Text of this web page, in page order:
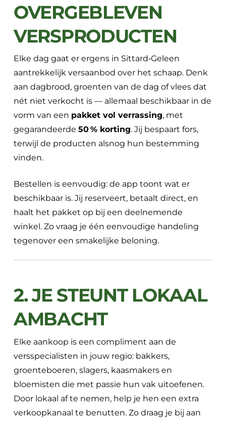
OVERGEBLEVEN
VERSPRODUCTEN
Elke dag gaat er ergens in Sittard‑Geleen
aantrekkelijk versaanbod over het schaap. Denk
aan dagbrood, groenten van de dag of vlees dat
nét niet verkocht is — allemaal beschikbaar in de
vorm van een pakket vol verrassing, met
gegarandeerde 50 % korting. Jij bespaart fors,
terwijl de producten alsnog hun bestemming
vinden.
Bestellen is eenvoudig: de app toont wat er
beschikbaar is. Jij reserveert, betaalt direct, en
haalt het pakket op bij een deelnemende
winkel. Zo vraag je één eenvoudige handeling
tegenover een smakelijke beloning.
2. JE STEUNT LOKAAL
AMBACHT
Elke aankoop is een compliment aan de
versspecialisten in jouw regio: bakkers,
groenteboeren, slagers, kaasmakers en
bloemisten die met passie hun vak uitoefenen.
Door lokaal af te nemen, help je hen een extra
verkoopkanaal te benutten. Zo draag je bij aan